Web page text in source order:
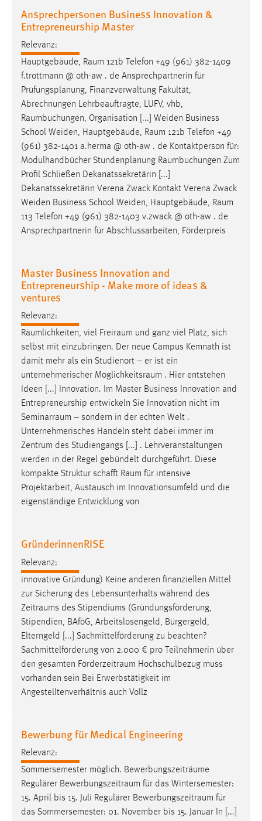
Ansprechpersonen Business Innovation &
Entrepreneurship Master
Relevanz:
Hauptgebäude, Raum 121b Telefon +49 (961) 382-1409
f.trottmann @ oth-aw . de Ansprechpartnerin für
Prüfungsplanung, Finanzverwaltung Fakultät,
Abrechnungen Lehrbeauftragte, LUFV, vhb,
Raumbuchungen, Organisation [...] Weiden Business
School Weiden, Hauptgebäude, Raum 121b Telefon +49
(961) 382-1401 a.herma @ oth-aw . de Kontaktperson für:
Modulhandbücher Stundenplanung Raumbuchungen Zum
Profil Schließen Dekanatssekretärin [...]
Dekanatssekretärin Verena Zwack Kontakt Verena Zwack
Weiden Business School Weiden, Hauptgebäude, Raum
113 Telefon +49 (961) 382-1403 v.zwack @ oth-aw . de
Ansprechpartnerin für Abschlussarbeiten, Förderpreis
Master Business Innovation and
Entrepreneurship - Make more of ideas &
ventures
Relevanz:
Räumlichkeiten, viel Freiraum und ganz viel Platz, sich
selbst mit einzubringen. Der neue Campus Kemnath ist
damit mehr als ein Studienort – er ist ein
unternehmerischer Möglichkeitsraum . Hier entstehen
Ideen [...] Innovation. Im Master Business Innovation and
Entrepreneurship entwickeln Sie Innovation nicht im
Seminarraum – sondern in der echten Welt .
Unternehmerisches Handeln steht dabei immer im
Zentrum des Studiengangs [...] . Lehrveranstaltungen
werden in der Regel gebündelt durchgeführt. Diese
kompakte Struktur schafft Raum für intensive
Projektarbeit, Austausch im Innovationsumfeld und die
eigenständige Entwicklung von
GründerinnenRISE
Relevanz:
innovative Gründung) Keine anderen finanziellen Mittel
zur Sicherung des Lebensunterhalts während des
Zeitraums des Stipendiums (Gründungsförderung,
Stipendien, BAföG, Arbeitslosengeld, Bürgergeld,
Elterngeld [...] Sachmittelförderung zu beachten?
Sachmittelförderung von 2.000 € pro Teilnehmerin über
den gesamten Förderzeitraum Hochschulbezug muss
vorhanden sein Bei Erwerbstätigkeit im
Angestelltenverhältnis auch Vollz
Bewerbung für Medical Engineering
Relevanz:
Sommersemester möglich. Bewerbungszeiträume
Regulärer Bewerbungszeitraum für das Wintersemester:
15. April bis 15. Juli Regulärer Bewerbungszeitraum für
das Sommersemester: 01. November bis 15. Januar In [...]
Performance
Name:
staticfilecache
Zweck:
Für performante Seitenauslieferung wird in diesem Cookie
gespeichert, ob man eingeloggt ist.
Sprachpräferenz
Name:
site-language-preference
Zweck:
Cookie Laufzeit:
30 Tage
Name:
MibewSessionID, MIBEW_UserID, mibew_locale, mibew-
chat-frame-style-5e9dbeb1811c0446
Zweck:
Wird benötigt um die Chatfunktion nutzen zu können.
Cookie Laufzeit:
MibewSessionID, mibew-chat-frame-style-
5e9dbeb1811c0446 = Sitzungslaufzeit, mibew_locale = 3
Jahre, MIBEW_UserID = 1 Jahr
Login
Name:
fe_user, be_user, be_lastLoginProvider
Zweck:
Cookie Laufzeit:
STATISTIK
Statistik Cookies erfassen Informationen anonym.
Diese Informationen helfen uns zu verstehen, wie
unsere Besucher unsere Website nutzen.
Matomo
Zweck:
Zugriffsstatistik
Cookie Laufzeit:
Max. 13 Monate